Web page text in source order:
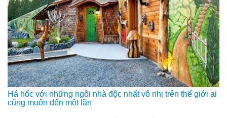
Há hốc với những ngôi nhà độc nhất vô nhị trên thế giới ai
cũng muốn đến một lần